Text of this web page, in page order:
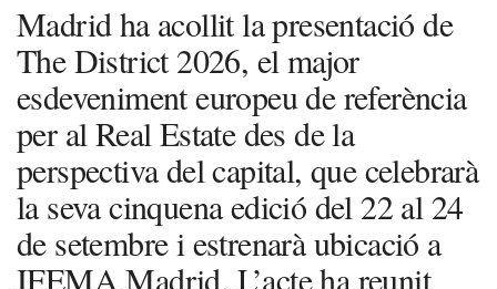
Madrid ha acollit la presentació de
The District 2026, el major
esdeveniment europeu de referència
per al Real Estate des de la
perspectiva del capital, que celebrarà
la seva cinquena edició del 22 al 24
de setembre i estrenarà ubicació a
IFEMA Madrid. L’acte ha reunit